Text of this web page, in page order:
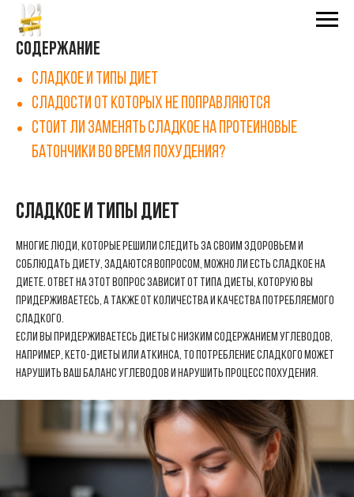
Содержание
Сладкое и типы диет
Сладости от которых не поправляются
Стоит ли заменять сладкое на протеиновые
батончики во время похудения?
Сладкое и типы диет
Многие люди, которые решили следить за своим здоровьем и
соблюдать диету, задаются вопросом, можно ли есть сладкое на
диете. Ответ на этот вопрос зависит от типа диеты, которую вы
придерживаетесь, а также от количества и качества потребляемого
сладкого.
Если вы придерживаетесь диеты с низким содержанием углеводов,
например, кето-диеты или аткинса, то потребление сладкого может
нарушить ваш баланс углеводов и нарушить процесс похудения.